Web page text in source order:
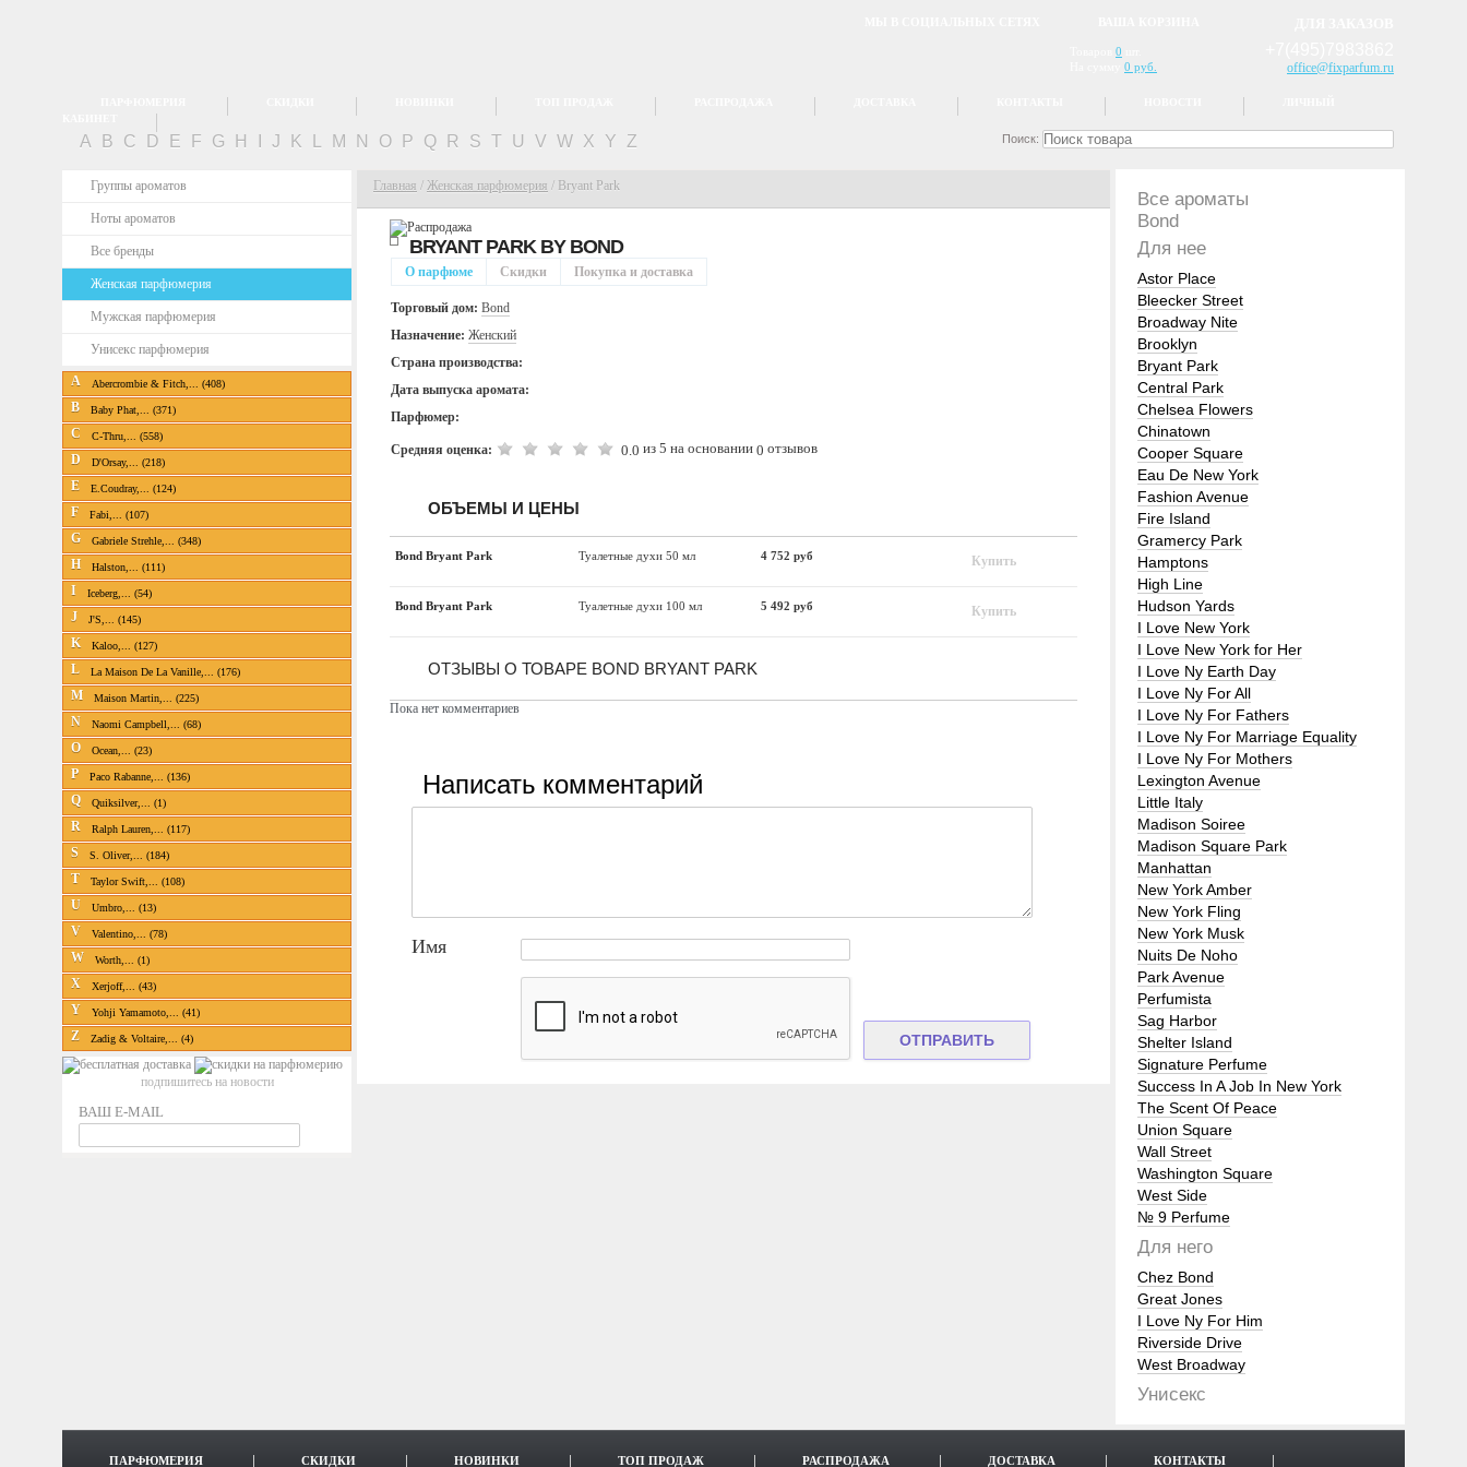
office@fixparfum.ru
0
0 руб.
A B C D E F G H J K M N O P Q R S T U V W X Y Z Поиск:
Группы ароматов
Ноты ароматов
Все бренды
Женская парфюмерия
Мужская парфюмерия
Унисекс парфюмерия
A Abercrombie & Fitch,... (408)
B Baby Phat,... (371)
C C-Thru,... (558)
D D'Orsay,... (218)
E E.Coudray,... (124)
F Fabi,... (107)
G Gabriele Strehle,... (348)
H Halston,... (111)
I Iceberg,... (54)
J J'S,... (145)
K Kaloo,... (127)
L La Maison De La Vanille,... (176)
M Maison Martin,... (225)
N Naomi Campbell,... (68)
O Ocean,... (23)
P Paco Rabanne,... (136)
Q Quiksilver,... (1)
R Ralph Lauren,... (117)
S S. Oliver,... (184)
T Taylor Swift,... (108)
U Umbro,... (13)
V Valentino,... (78)
W Worth,... (1)
X Xerjoff,... (43)
Y Yohji Yamamoto,... (41)
Z Zadig & Voltaire,... (4)
подпишитесь на новости
ВАШ E-MAIL
Главная / Женская парфюмерия / Bryant Park
BRYANT PARK BY BOND
О парфюме
Торговый дом: Bond
Назначение: Женский
Страна производства:
Дата выпуска аромата:
Парфюмер:
Средняя оценка: 0.0 из 5 на основании 0 отзывов
Скидки Покупка и доставка
ОБЪЕМЫ И ЦЕНЫ
Bond Bryant Park Туалетные духи 50 мл 4 752 руб
Bond Bryant Park Туалетные духи 100 мл 5 492 руб
ОТЗЫВЫ О ТОВАРЕ BOND BRYANT PARK
Пока нет комментариев
Написать комментарий
Имя
Все ароматы
Bond
Для нее
Astor Place
Bleecker Street
Broadway Nite
Brooklyn
Bryant Park
Central Park
Chelsea Flowers
Chinatown
Cooper Square
Eau De New York
Fashion Avenue
Fire Island
Gramercy Park
Hamptons
High Line
Hudson Yards
I Love New York
I Love New York for Her
I Love Ny Earth Day
I Love Ny For All
I Love Ny For Fathers
I Love Ny For Marriage Equality
I Love Ny For Mothers
Lexington Avenue
Little Italy
Madison Soiree
Madison Square Park
Manhattan
New York Amber
New York Fling
New York Musk
Nuits De Noho
Park Avenue
Perfumista
Sag Harbor
Shelter Island
Signature Perfume
Success In A Job In New York
The Scent Of Peace
Union Square
Wall Street
Washington Square
West Side
№ 9 Perfume
Для него
Chez Bond
Great Jones
I Love Ny For Him
Riverside Drive
West Broadway
Унисекс
ПАРФЮМЕРИЯ СКИДКИ НОВИНКИ ТОП ПРОДАЖ РАСПРОДАЖА ДОСТАВКА КОНТАКТЫ